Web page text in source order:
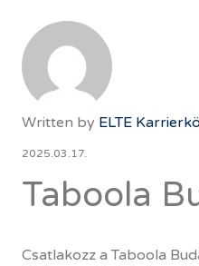
Written by ELTE
2025.03.17.
Taboola
Csatlakozz a Taboola